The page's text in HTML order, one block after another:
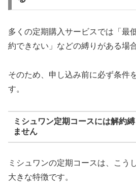
多くの定期購入サービスでは「最
約できない」などの縛りがある場
そのため、申し込み前に必ず条件
す。
ミシュワン定期コースには解約
ません
ミシュワンの定期コースは、こう
大きな特徴です。